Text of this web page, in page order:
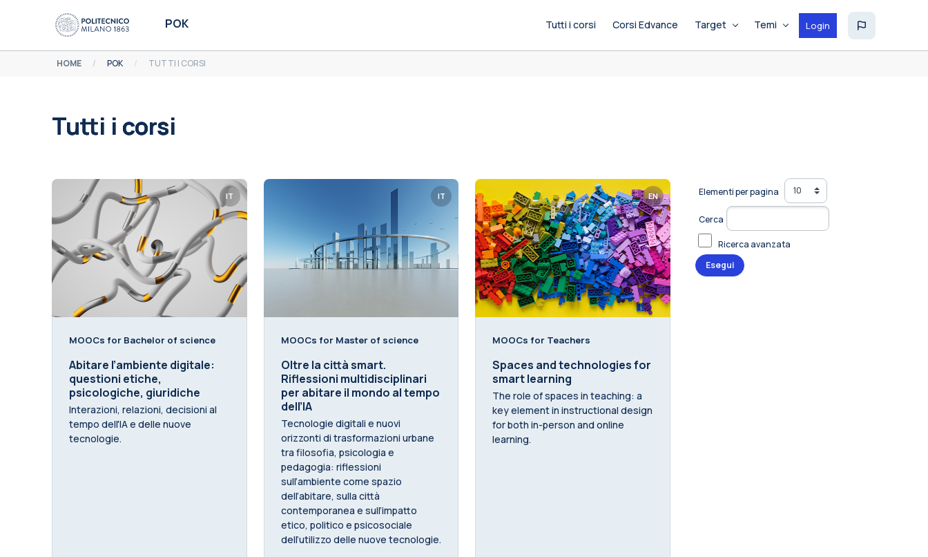
POK
Tutti i corsi Corsi Edvance Target Temi Login
HOME POK TUTTI I CORSI
Tutti i corsi
Elementi per pagina
Cerca
Ricerca avanzata
IT
MOOCs for Bachelor of science
Abitare l’ambiente digitale:
questioni etiche,
psicologiche, giuridiche
Interazioni, relazioni, decisioni al
tempo dell'IA e delle nuove
tecnologie.
IT
MOOCs for Master of science
Oltre la città smart.
Riflessioni multidisciplinari
per abitare il mondo al tempo
dell’IA
Tecnologie digitali e nuovi
orizzonti di trasformazioni urbane
tra filosofia, psicologia e
pedagogia: riflessioni
sull’ambiente come spazio
dell’abitare, sulla città
contemporanea e sull’impatto
etico, politico e psicosociale
dell’utilizzo delle nuove tecnologie.
EN
MOOCs for Teachers
Spaces and technologies for
smart learning
The role of spaces in teaching: a
key element in instructional design
for both in-person and online
learning.